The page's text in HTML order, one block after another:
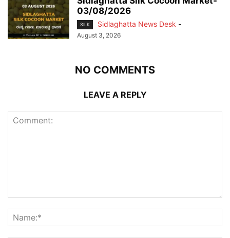
03/08/2026
SILK Sidlaghatta News Desk -
August 3, 2026
NO COMMENTS
LEAVE A REPLY